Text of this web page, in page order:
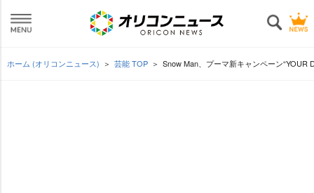
ホーム (オリコンニュース) 芸能 TOP Snow Man、プーマ新キャンペーン